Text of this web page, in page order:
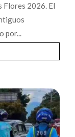
Flores 2026. El
por...